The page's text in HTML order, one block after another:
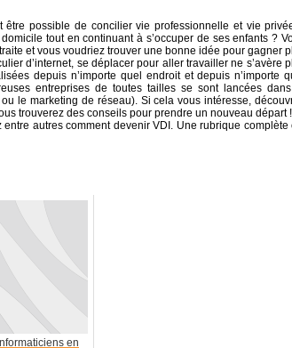
être possible de concilier vie professionnelle et vie
tout en continuant à s’occuper de ses enfants ?
et vous voudriez trouver une bonne idée pour gagner
d’internet, se déplacer pour aller travailler ne s’avère
depuis n’importe quel endroit et depuis n’importe
entreprises de toutes tailles se sont lancées
le marketing de réseau). Si cela vous intéresse,
trouverez des conseils pour prendre un nouveau départ !
autres comment devenir VDI. Une rubrique complète
en